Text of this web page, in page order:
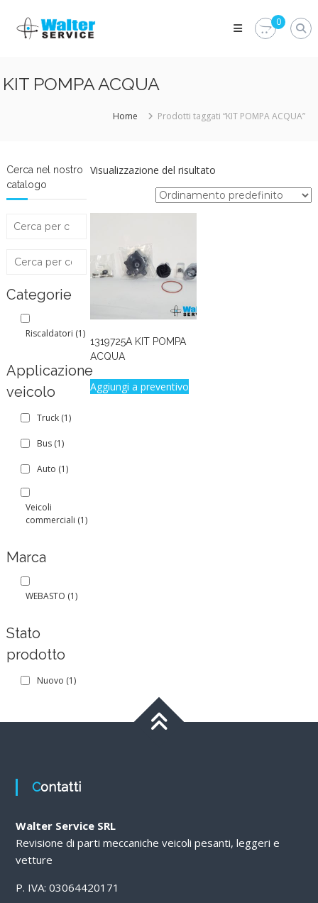
content
Walter
Service
Walter
Service
Srl
0
KIT POMPA ACQUA
Home Prodotti taggati “KIT POMPA ACQUA”
Visualizzazione del risultato
1319725A KIT POMPA
ACQUA
Aggiungi a preventivo
Cerca nel nostro
catalogo
Categorie
Riscaldatori (1)
Applicazione
veicolo
Truck (1)
Bus (1)
Auto (1)
Veicoli
commerciali (1)
Marca
WEBASTO (1)
Stato
prodotto
Nuovo (1)
Contatti
Walter Service SRL
Revisione di parti meccaniche veicoli pesanti, leggeri e
vetture
P. IVA: 03064420171